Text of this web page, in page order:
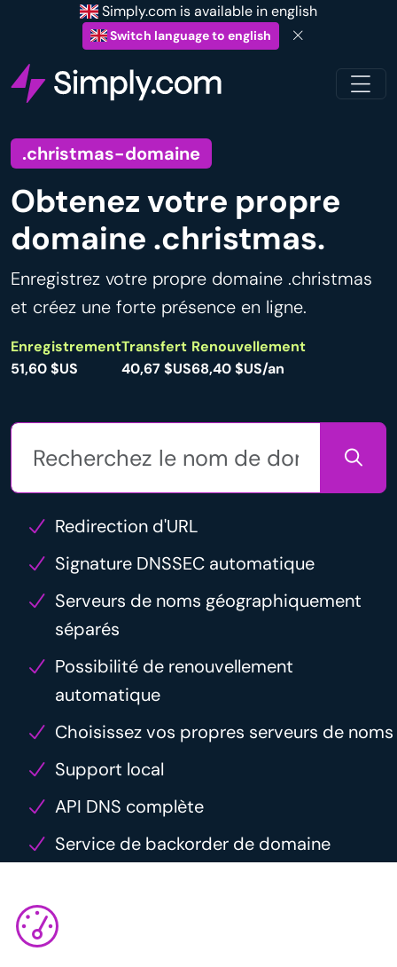
Simply.com is available in english
Switch language to english
.christmas-domaine
Obtenez votre propre
domaine .christmas.
Enregistrez votre propre domaine .christmas
et créez une forte présence en ligne.
Enregistrement
51,60 $US
Transfert
40,67 $US
Renouvellement
68,40 $US/an
Redirection d'URL
Signature DNSSEC automatique
Serveurs de noms géographiquement
séparés
Possibilité de renouvellement
automatique
Choisissez vos propres serveurs de noms
Support local
API DNS complète
Service de backorder de domaine